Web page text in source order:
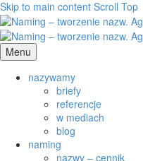
Skip to main content Scroll Top
Menu
nazywamy
briefy
referencje
w mediach
blog
naming
nazwy – cennik